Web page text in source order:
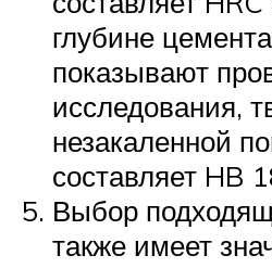
глубине
показывают
исследования,
незакаленной
составляет HB
Выбор
также имеет